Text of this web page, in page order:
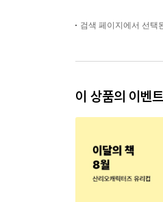
검색 페이지에서 선택
이 상품의 이벤트